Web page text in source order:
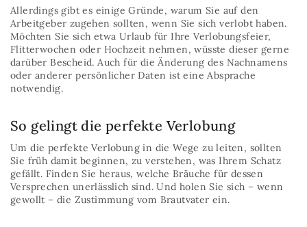
Allerdings gibt es einige Gründe, warum Sie auf den
Arbeitgeber zugehen sollten, wenn Sie sich verlobt haben.
Möchten Sie sich etwa Urlaub für Ihre Verlobungsfeier,
Flitterwochen oder Hochzeit nehmen, wüsste dieser gerne
darüber Bescheid. Auch für die Änderung des Nachnamens
oder anderer persönlicher Daten ist eine Absprache
notwendig.
So gelingt die perfekte Verlobung
Um die perfekte Verlobung in die Wege zu leiten, sollten
Sie früh damit beginnen, zu verstehen, was Ihrem Schatz
gefällt. Finden Sie heraus, welche Bräuche für dessen
Versprechen unerlässlich sind. Und holen Sie sich – wenn
gewollt – die Zustimmung vom Brautvater ein.